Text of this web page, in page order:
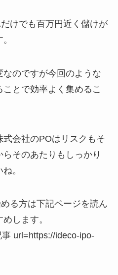
けでも百万円近く儲けが
のですが今回のような
とで効率よく集めるこ
会社のPOはリスクもそ
そのあたりもしっかり
。
る方は下記ページを読ん
します。
url=https://ideco-ipo-